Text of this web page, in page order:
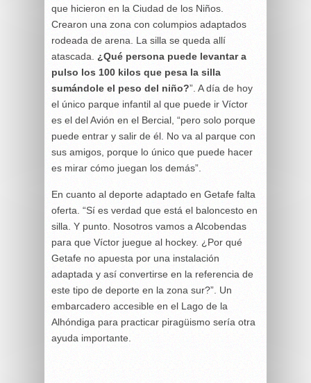
que hicieron en la Ciudad de los Niños.
Crearon una zona con columpios adaptados
rodeada de arena. La silla se queda allí
atascada. ¿Qué persona puede levantar a
pulso los 100 kilos que pesa la silla
sumándole el peso del niño?”. A día de hoy
el único parque infantil al que puede ir Víctor
es el del Avión en el Bercial, “pero solo porque
puede entrar y salir de él. No va al parque con
sus amigos, porque lo único que puede hacer
es mirar cómo juegan los demás”.
En cuanto al deporte adaptado en Getafe falta
oferta. “Sí es verdad que está el baloncesto en
silla. Y punto. Nosotros vamos a Alcobendas
para que Víctor juegue al hockey. ¿Por qué
Getafe no apuesta por una instalación
adaptada y así convertirse en la referencia de
este tipo de deporte en la zona sur?”. Un
embarcadero accesible en el Lago de la
Alhóndiga para practicar piragüismo sería otra
ayuda importante.